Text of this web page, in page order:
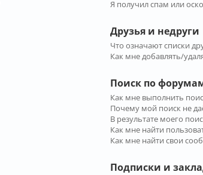
Я получил спам или
Друзья и недруги
Что означают списки
Как мне добавлять/
Поиск по
Как мне выполнить
Почему мой поиск не
В результате моего
Как мне найти
Как мне найти свои
Подписки и